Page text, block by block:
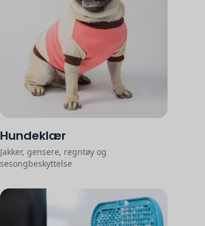
Hundeklær
Jakker, gensere, regntøy og
sesongbeskyttelse